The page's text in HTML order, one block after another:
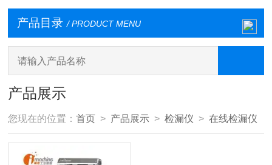
产品目录 / PRODUCT MENU
产品展示
您现在的位置：首页 > 产品展示 >检漏仪 >在线检漏仪